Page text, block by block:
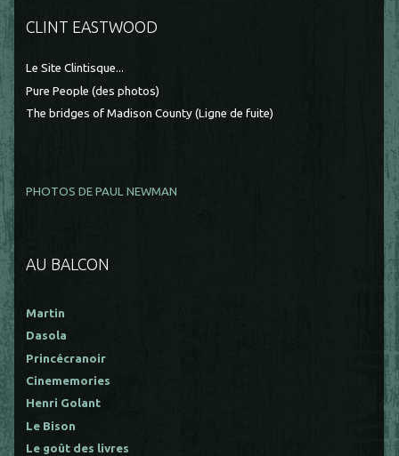
CLINT EASTWOOD
Le Site Clintisque...
Pure People (des photos)
The bridges of Madison County (Ligne de fuite)
PHOTOS DE PAUL NEWMAN
AU BALCON
Martin
Dasola
Princécranoir
Cinememories
Henri Golant
Le Bison
Le goût des livres